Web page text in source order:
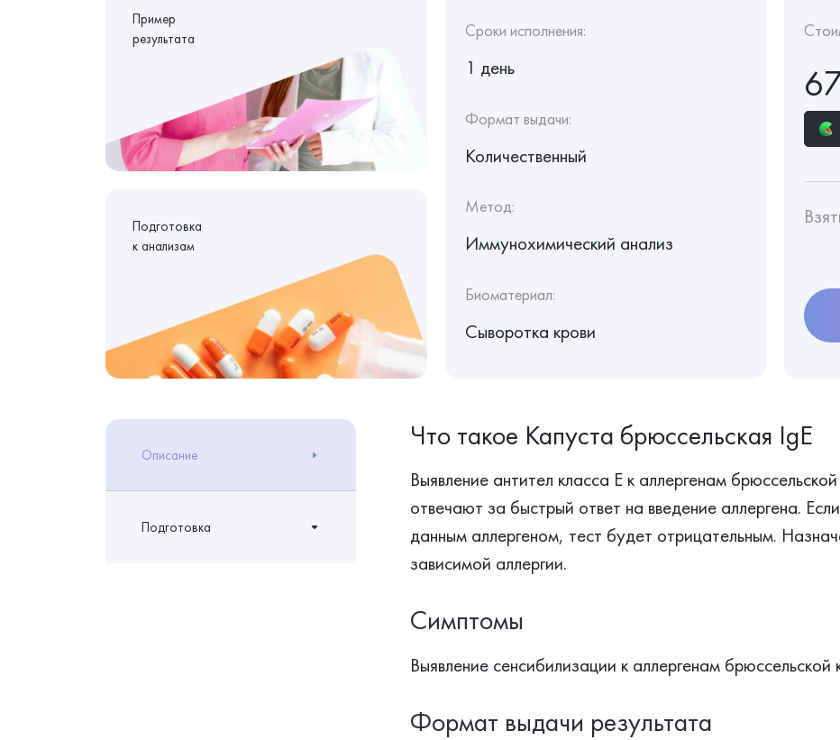
Пример
результата
Подготовка
к анализам
Сроки исполнения:
1 день
Формат выдачи:
Количественный
Метод:
Иммунохимический анализ
Биоматериал:
Сыворотка крови
Описание
Подготовка
Что такое Капуста брюссельская IgE
Выявление антител класса Е к аллергенам
отвечают за быстрый ответ на введение аллергена.
данным аллергеном, тест будет отрицательным.
зависимой аллергии.
Симптомы
Выявление сенсибилизации к аллергенам
Формат выдачи результата